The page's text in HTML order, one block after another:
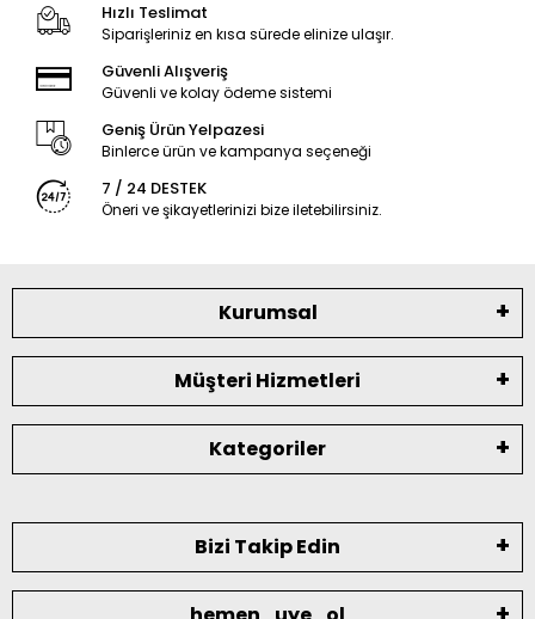
Hızlı Teslimat
Siparişleriniz en kısa sürede elinize ulaşır.
Güvenli Alışveriş
Güvenli ve kolay ödeme sistemi
Geniş Ürün Yelpazesi
Binlerce ürün ve kampanya seçeneği
7 / 24 DESTEK
Öneri ve şikayetlerinizi bize iletebilirsiniz.
Kurumsal
Müşteri Hizmetleri
Kategoriler
Bizi Takip Edin